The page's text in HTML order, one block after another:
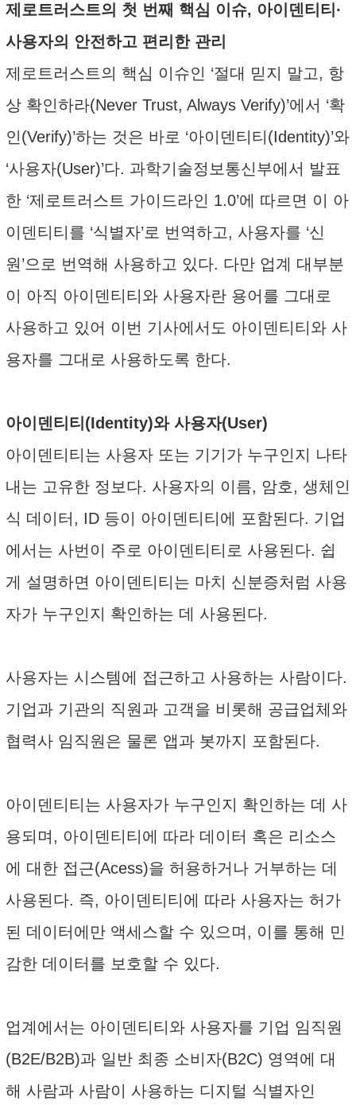
제로트러스트의 첫 번째 핵심 이슈, 아이덴티티·
사용자의 안전하고 편리한 관리
제로트러스트의 핵심 이슈인 ‘절대 믿지 말고, 항
상 확인하라(Never Trust, Always Verify)’에서 ‘확
인(Verify)’하는 것은 바로 ‘아이덴티티(Identity)’와
‘사용자(User)’다. 과학기술정보통신부에서 발표
한 ‘제로트러스트 가이드라인 1.0’에 따르면 이 아
이덴티티를 ‘식별자’로 번역하고, 사용자를 ‘신
원’으로 번역해 사용하고 있다. 다만 업계 대부분
이 아직 아이덴티티와 사용자란 용어를 그대로
사용하고 있어 이번 기사에서도 아이덴티티와 사
용자를 그대로 사용하도록 한다.
아이덴티티(Identity)와 사용자(User)
아이덴티티는 사용자 또는 기기가 누구인지 나타
내는 고유한 정보다. 사용자의 이름, 암호, 생체인
식 데이터, ID 등이 아이덴티티에 포함된다. 기업
에서는 사번이 주로 아이덴티티로 사용된다. 쉽
게 설명하면 아이덴티티는 마치 신분증처럼 사용
자가 누구인지 확인하는 데 사용된다.
사용자는 시스템에 접근하고 사용하는 사람이다.
기업과 기관의 직원과 고객을 비롯해 공급업체와
협력사 임직원은 물론 앱과 봇까지 포함된다.
아이덴티티는 사용자가 누구인지 확인하는 데 사
용되며, 아이덴티티에 따라 데이터 혹은 리소스
에 대한 접근(Acess)을 허용하거나 거부하는 데
사용된다. 즉, 아이덴티티에 따라 사용자는 허가
된 데이터에만 액세스할 수 있으며, 이를 통해 민
감한 데이터를 보호할 수 있다.
업계에서는 아이덴티티와 사용자를 기업 임직원
(B2E/B2B)과 일반 최종 소비자(B2C) 영역에 대
해 사람과 사람이 사용하는 디지털 식별자인